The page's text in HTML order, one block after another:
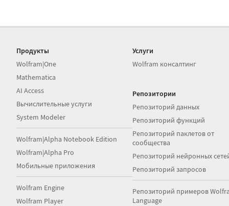
Продукты
Wolfram|One
Mathematica
AI Access
Вычислительные услуги
System Modeler
Wolfram|Alpha Notebook Edition
Wolfram|Alpha Pro
Мобильные приложения
Wolfram Engine
Wolfram Player
Услуги
Wolfram консалтинг
Репозитории
Репозиторий данных
Репозиторий функций
Репозиторий паклетов от
сообщества
Репозиторий нейронных
Репозиторий запросов
Репозиторий примеров
Language